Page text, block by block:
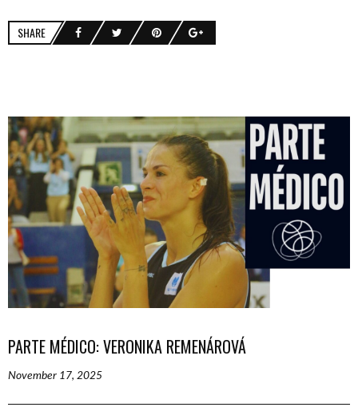
SHARE
PARTE MÉDICO: VERONIKA REMENÁROVÁ
November 17, 2025